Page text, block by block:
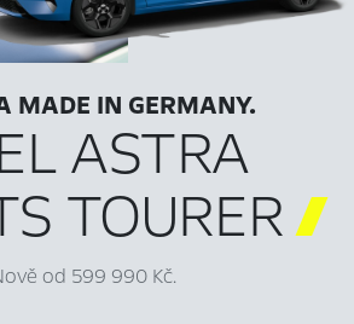
MADE IN GERMANY.
ASTRA
TOURER
od 599 990 Kč.